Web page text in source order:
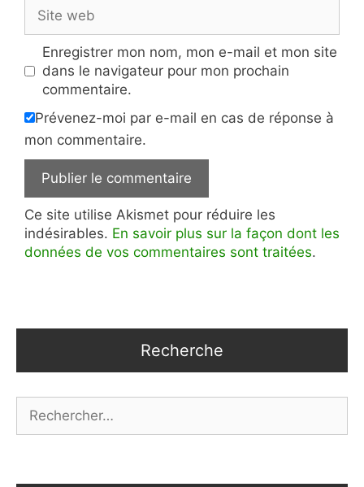
web
Enregistrer mon nom, mon e-mail et mon site
dans le navigateur pour mon prochain
commentaire.
Prévenez-moi par e-mail en cas de réponse à
mon commentaire.
Ce site utilise Akismet pour réduire les
indésirables. En savoir plus sur la façon dont les
données de vos commentaires sont traitées.
Recherche